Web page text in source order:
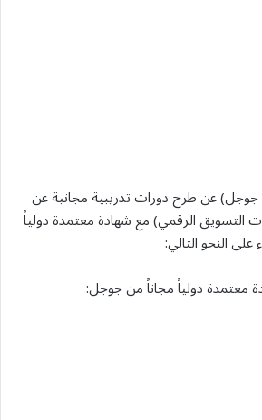
عن طرح دورات تدريبية مجانية عن
التسويق الرقمي) مع شهادة معتمدة دولياً
النحو التالي:
معتمدة دولياً مجاناً من جوجل: